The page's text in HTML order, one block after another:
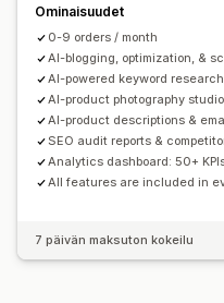
Mukautetut raportit
Ennakoiminen
Artikkelin tunnisteet
Pisteytystyökalu
Näyttövaihtoehdot
Mukautettu brändäys
Ominaisuudet
0-9 orders / month
AI-blogging, optimization, &
AI-powered keyword
AI-product photography studio
AI-product descriptions &
SEO audit reports &
Analytics dashboard: 50+
All features are included in
7 päivän maksuton kokeilu